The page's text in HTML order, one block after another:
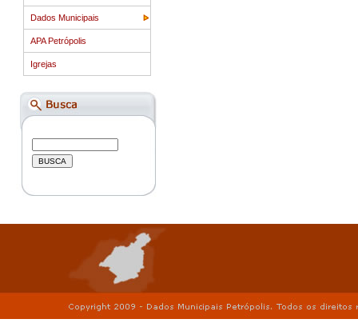
Dados Municipais
APA Petrópolis
Igrejas